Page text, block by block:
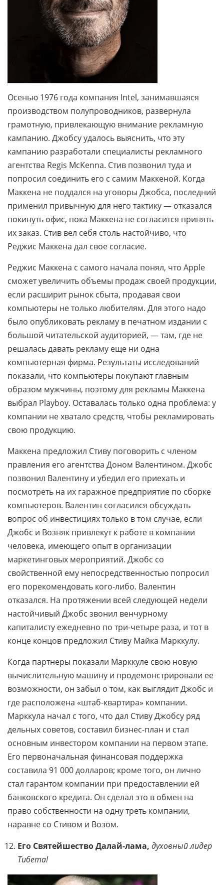
Осенью 1976 года компания Intel, занимавшаяся
производством полупроводников, развернула
грамотную, привлекающую внимание рекламную
кампанию. Джобсу удалось выяснить, что эту
кампанию разработали специалисты рекламного
агентства Regis McKenna. Стив позвонил туда и
попросил соединить его с самим Маккеной. Когда
Маккена не поддался на уговоры Джобса, последний
применил привычную для него тактику — отказался
покинуть офис, пока Маккена не согласится принять
их заказ. Стив вел себя столь настойчиво, что
Реджис Маккена дал свое согласие.
Реджис Маккена с самого начала понял, что Apple
сможет увеличить объемы продаж своей продукции,
если расширит рынок сбыта, продавая свои
компьютеры не только любителям. Для этого надо
было опубликовать рекламу в печатном издании с
большой читательской аудиторией, — там, где не
решалась давать рекламу еще ни одна
компьютерная фирма. Результаты исследований
показали, что компьютеры покупают главным
образом мужчины, поэтому для рекламы Маккена
выбрал Playboy. Оставалась только одна проблема: у
компании не хватало средств, чтобы рекламировать
свою продукцию.
Маккена предложил Стиву поговорить с членом
правления его агентства Доном Валентином. Джобс
позвонил Валентину и убедил его приехать и
посмотреть на их гаражное предприятие по сборке
компьютеров. Валентин согласился обсуждать
вопрос об инвестициях только в том случае, если
Джобс и Возняк привлекут к работе в компании
человека, имеющего опыт в организации
маркетинговых мероприятий. Джобс со
свойственной ему непосредственностью попросил
его порекомендовать кого-либо. Валентин
отказался. На протяжении всей следующей недели
настойчивый Джобс звонил венчурному
капиталисту ежедневно по три-четыре раза, и тот в
конце концов предложил Стиву Майка Марккулу.
Когда партнеры показали Марккуле свою новую
вычислительную машину и продемонстрировали ее
возможности, он забыл о том, как выглядит Джобс и
где расположена «штаб-квартира» компании.
Марккула начал с того, что дал Стиву Джобсу ряд
дельных советов, составил бизнес-план и стал
основным инвестором компании на первом этапе.
Его первоначальная финансовая поддержка
составила 91 000 долларов; кроме того, он лично
стал гарантом компании при предоставлении ей
банковского кредита. Он сделал это в обмен на
право собственности на одну треть компании,
наравне со Стивом и Возом.
Его Святейшество Далай-лама, духовный лидер
Тибета!